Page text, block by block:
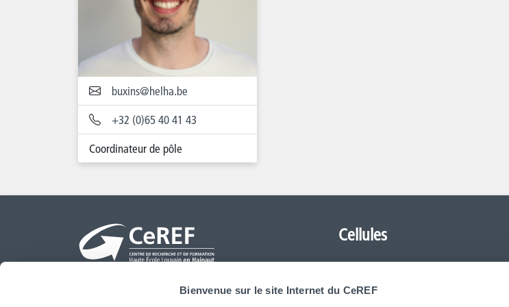
Bienvenue sur le site Internet du CeREF
buxins@helha.be
+32 (0)65 40 41 43
Coordinateur de pôle
Cellules